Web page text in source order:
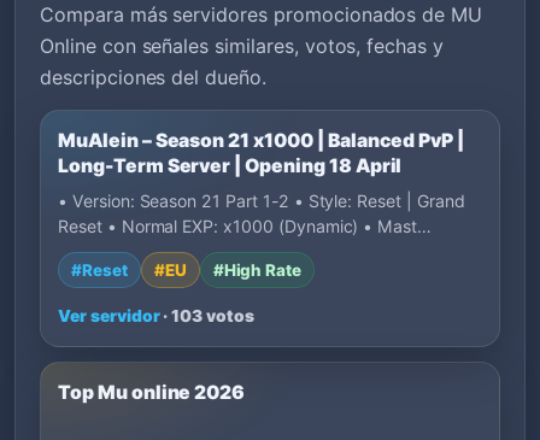
Compara más servidores promocionados de MU
Online con señales similares, votos, fechas y
descripciones del dueño.
MuAlein – Season 21 x1000 | Balanced PvP |
Long-Term Server | Opening 18 April
• Version: Season 21 Part 1-2 • Style: Reset | Grand
Reset • Normal EXP: x1000 (Dynamic) • Mast…
#Reset #EU #High Rate
Ver servidor· 103 votos
Top Mu online 2026